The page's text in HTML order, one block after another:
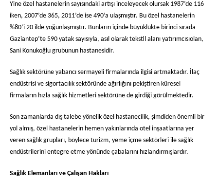
Yine özel hastanelerin sayısındaki artışı inceleyecek olursak 1987’de 116
iken, 2007’de 365, 2011’de ise 490’a ulaşmıştır. Bu özel hastanelerin
%80’i 20 ilde yoğunlaşmıştır. Bunların içinde büyüklükte birinci sırada
Gaziantep’te 590 yatak sayısıyla, asıl olarak tekstil alanı yatırımcısıolan,
Sani Konukoğlu grubunun hastanesidir.
Sağlık sektörüne yabancı sermayeli firmalarında ilgisi artmaktadır. İlaç
endüstrisi ve sigortacılık sektöründe ağırlığını pekiştiren küresel
firmaların hızla sağlık hizmetleri sektörüne de girdiği görülmektedir.
Son zamanlarda dış talebe yönelik özel hastanecilik, şimdiden önemli bir
yol almış, özel hastanelerin hemen yakınlarında otel inşaatlarına yer
veren sağlık grupları, böylece turizm, yeme içme sektörleri ile sağlık
endüstrilerini entegre etme yönünde çabalarını hızlandırmışlardır.
Sağlık Elemanları ve Çalışan Hakları